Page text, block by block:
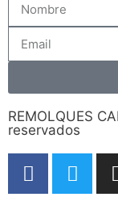
REMOLQUES
reservados